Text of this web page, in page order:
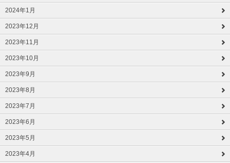
2024年1月
2023年12月
2023年11月
2023年10月
2023年9月
2023年8月
2023年7月
2023年6月
2023年5月
2023年4月